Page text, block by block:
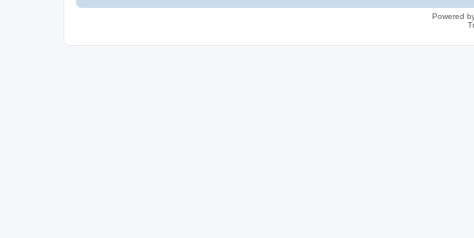
Powered